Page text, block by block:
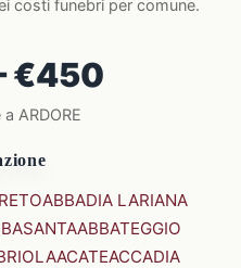
costi funebri per comune.
€450
ARDORE
ABBADIA LARIANA
ABBATEGGIO
ACATEACCADIA